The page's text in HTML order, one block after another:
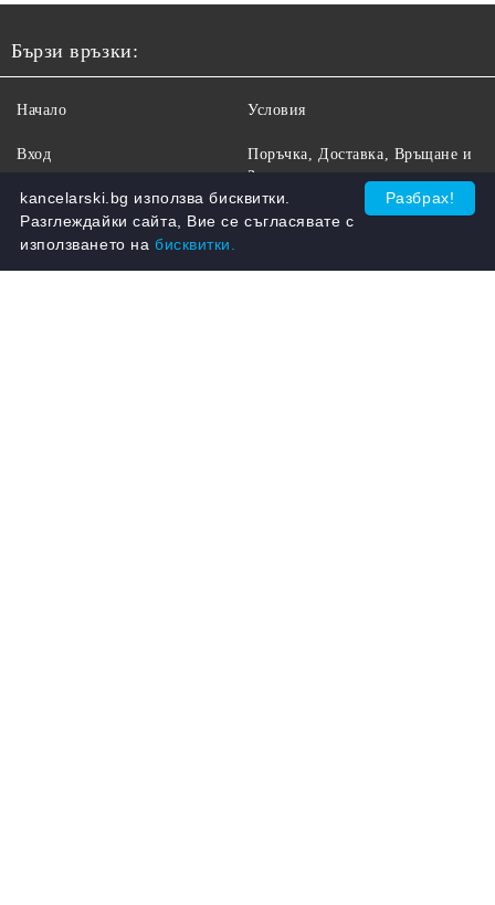
Бързи връзки:
Начало
Вход
Регистрация
Търсене
Условия
Поръчка, Доставка, Връщане и
Замяна
Бисквитки
Разбрах!
kancelarski.bg използва бисквитки.
Разглеждайки сайта, Вие се съгласявате с
използването на бисквитки.